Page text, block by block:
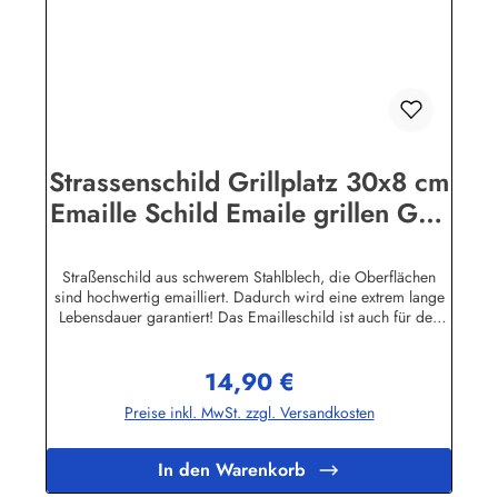
Strassenschild Grillplatz 30x8 cm
Emaille Schild Emaile grillen Grill
Straßenschild aus schwerem Stahlblech, die Oberflächen
sind hochwertig emailliert. Dadurch wird eine extrem lange
Lebensdauer garantiert! Das Emailleschild ist auch für den
stand! Sie wollen sich das Schild mit Ihrem eigenen Text
beschriften lassen? Hier geht's zu den Sonderanfertigungen
für Emaille Straßenschilder Herstellerinformationen:Buddel-
Hamburginfo@buddel.de
Regulärer Preis:
14,90 €
Preise inkl. MwSt. zzgl. Versandkosten
In den Warenkorb